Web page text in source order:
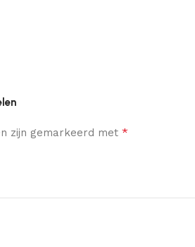
zijn gemarkeerd met *